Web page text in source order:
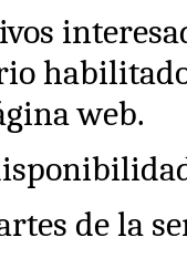
web.
de la